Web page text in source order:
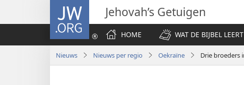
JW.ORG Jehovah’s Getuigen
HOME
WAT DE BIJBEL LEERT
Nieuws Nieuws per regio Oekraïne